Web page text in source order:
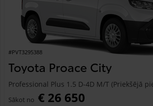
#PVT3295388
Toyota Proace City
Professional Plus 1.5 D-4D M/T (Priekšējā
Sākot no € 26 650